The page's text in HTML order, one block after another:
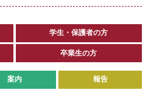
学生・保護者の方
卒業生の方
案内 報告